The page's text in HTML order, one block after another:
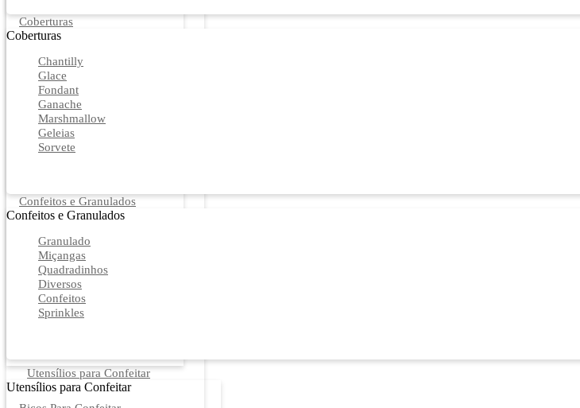
Coberturas
Coberturas
Chantilly
Glace
Fondant
Ganache
Marshmallow
Geleias
Sorvete
Confeitos e Granulados
Confeitos e Granulados
Granulado
Miçangas
Quadradinhos
Diversos
Confeitos
Sprinkles
Utensílios para Confeitar
Utensílios para Confeitar